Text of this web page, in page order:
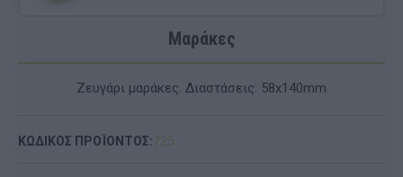
Μαράκες
Ζευγάρι μαράκες. Διαστάσεις: 58x140mm
ΚΩΔΙΚΟΣ ΠΡΟΪΟΝΤΟΣ:725